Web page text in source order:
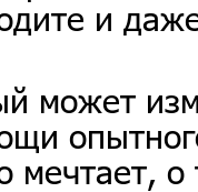
и
может
мечтает,